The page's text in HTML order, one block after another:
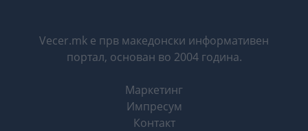
Vecer.mk е прв македонски информативен
портал, основан во 2004 година.
Маркетинг
Импресум
Контакт